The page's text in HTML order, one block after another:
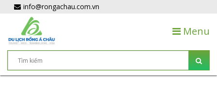
info@rongachau.com.vn
Menu